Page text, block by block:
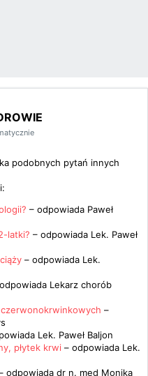
podobnych pytań innych
– odpowiada Paweł
latki? – odpowiada Lek. Paweł
– odpowiada Lek.
Lekarz chorób
–
Lek. Paweł Baljon
płytek krwi – odpowiada Lek.
odpowiada dr n. med Monika